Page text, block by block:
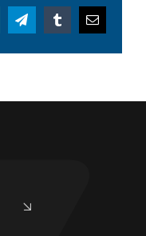
TelegramTumblrEmail